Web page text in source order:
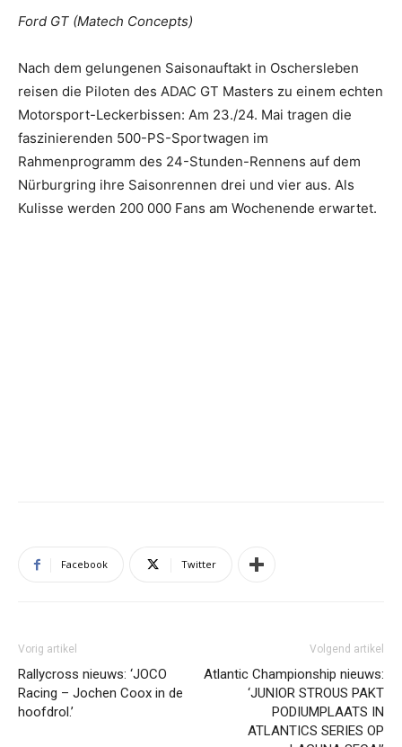
Ford GT (Matech Concepts)
Nach dem gelungenen Saisonauftakt in Oschersleben
reisen die Piloten des ADAC GT Masters zu einem echten
Motorsport-Leckerbissen: Am 23./24. Mai tragen die
faszinierenden 500-PS-Sportwagen im
Rahmenprogramm des 24-Stunden-Rennens auf dem
Nürburgring ihre Saisonrennen drei und vier aus. Als
Kulisse werden 200 000 Fans am Wochenende erwartet.
Facebook Twitter
Vorig artikel
Rallycross nieuws: ‘JOCO
Racing – Jochen Coox in de
hoofdrol.’
Volgend artikel
Atlantic Championship nieuws:
‘JUNIOR STROUS PAKT
PODIUMPLAATS IN
ATLANTICS SERIES OP